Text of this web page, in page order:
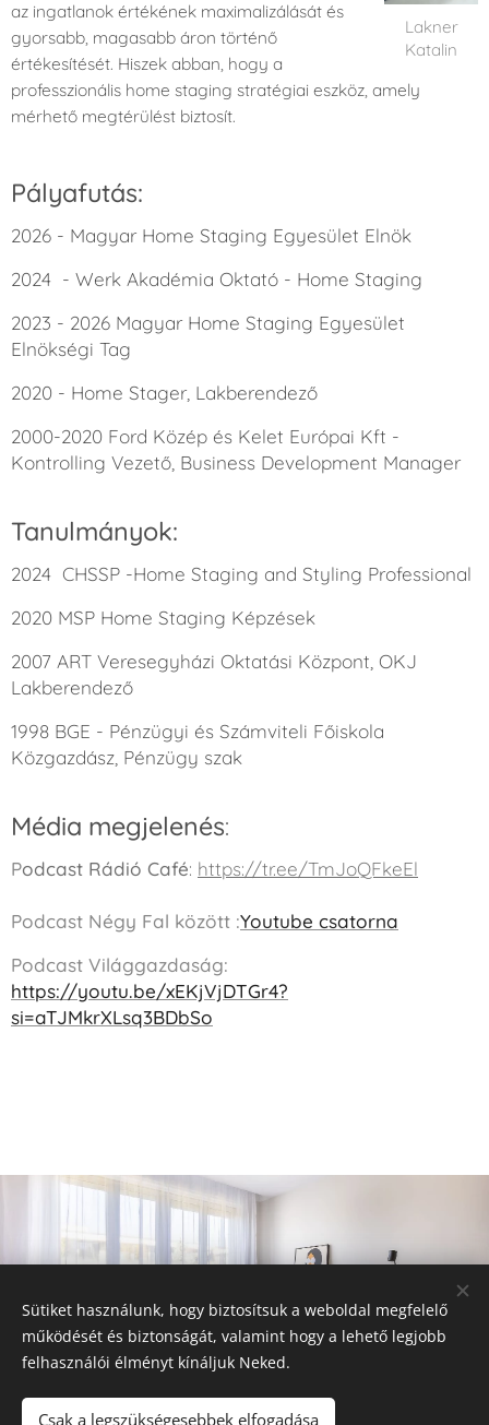
Lakner
Katalin
az ingatlanok értékének maximalizálását és
gyorsabb, magasabb áron történő
értékesítését. Hiszek abban, hogy a
professzionális home staging stratégiai eszköz, amely
mérhető megtérülést biztosít.
Pályafutás:
2026 - Magyar Home Staging Egyesület Elnök
2024 - Werk Akadémia Oktató - Home Staging
2023 - 2026 Magyar Home Staging Egyesület
Elnökségi Tag
2020 - Home Stager, Lakberendező
2000-2020 Ford Közép és Kelet Európai Kft -
Kontrolling Vezető, Business Development Manager
Tanulmányok:
2024 CHSSP -Home Staging and Styling Professional
2020 MSP Home Staging Képzések
2007 ART Veresegyházi Oktatási Központ, OKJ
Lakberendező
1998 BGE - Pénzügyi és Számviteli Főiskola
Közgazdász, Pénzügy szak
Média megjelenés:
Podcast Rádió Café: https://tr.ee/TmJoQFkeEl
Podcast Négy Fal között :Youtube csatorna
Podcast Világgazdaság:
https://youtu.be/xEKjVjDTGr4?
si=aTJMkrXLsq3BDbSo
Lépj kapcsolatba velünk
Sütiket használunk, hogy biztosítsuk a weboldal megfelelő
működését és biztonságát, valamint hogy a lehető legjobb
felhasználói élményt kínáljuk Neked.
Csak a legszükségesebbek elfogadása